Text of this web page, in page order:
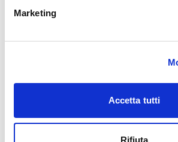
Marketing
Accetta tutti
Rifiuta